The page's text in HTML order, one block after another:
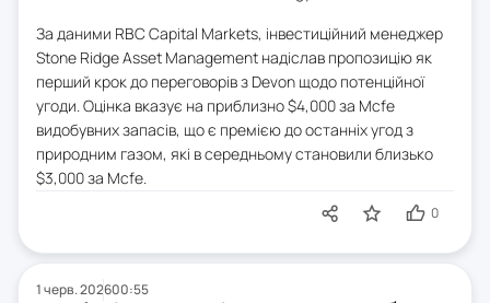
За даними RBC Capital Markets, інвестиційний менеджер
Stone Ridge Asset Management надіслав пропозицію як
перший крок до переговорів з Devon щодо потенційної
угоди. Оцінка вказує на приблизно $4,000 за Mcfe
видобувних запасів, що є премією до останніх угод з
природним газом, які в середньому становили близько
$3,000 за Mcfe.
0
1 черв. 202600:55